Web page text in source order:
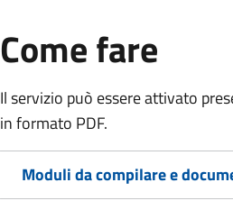
Come fare
Il servizio può essere attivato
in formato PDF.
Moduli da compilare e